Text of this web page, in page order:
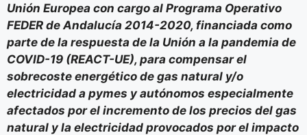
Unión Europea con cargo al Programa Operativo
FEDER de Andalucía 2014-2020, financiada como
parte de la respuesta de la Unión a la pandemia de
COVID-19 (REACT-UE), para compensar el
sobrecoste energético de gas natural y/o
electricidad a pymes y autónomos especialmente
afectados por el incremento de los precios del gas
natural y la electricidad provocados por el impacto